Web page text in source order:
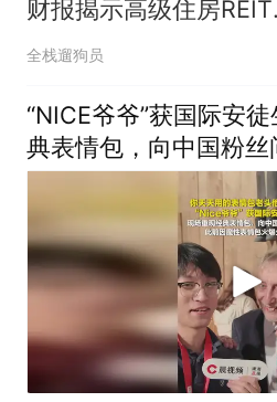
财报揭示高级住房REIT
发路径
全栈遛狗员
“NICE爷爷”获国际安
典表情包，向中国粉丝